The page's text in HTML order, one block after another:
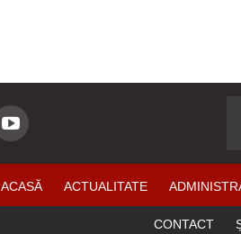
ACASĂ ACTUALITATE
CONTACT